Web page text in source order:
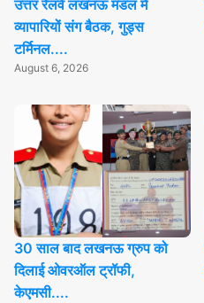
उत्तर रेलवे लखनऊ मंडल में
व्यापारियों संग बैठक, गुड्स
टर्मिनल....
August 6, 2026
30 साल बाद लखनऊ ग्रुप को
दिलाई ओवरऑल ट्रॉफी,
केएमसी....